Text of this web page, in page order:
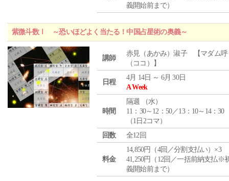
義開始前まで）
紫微斗数Ⅰ ～恐いほどよく当たる！中国占星術の奥義～
講師
赤見（あかみ）淑子 【マダム呼
（ココ）】
日程
4月 14日 ～ 6月 30日
A Week
時間
隔週 （水）
11：30～12：50／13：10～14：30
（1日2コマ）
回数
全12回
料金
14,850円（4回／分割支払い）×3
41,250円（12回／一括前納支払※
義開始前まで）